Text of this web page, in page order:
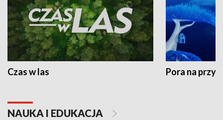
Czas w las Pora na
NAUKA I EDUKACJA